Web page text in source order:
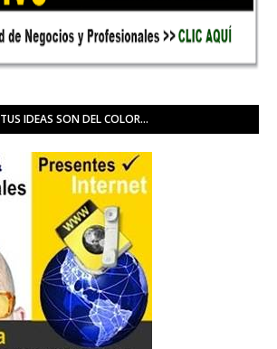
TUS IDEAS SON DEL COLOR...